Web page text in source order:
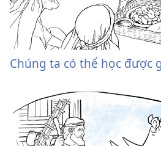
Chúng ta có thể học được